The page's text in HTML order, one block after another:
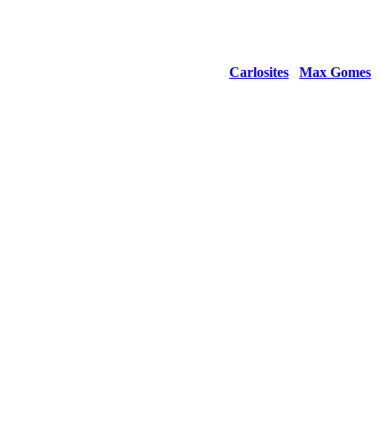
Carlosites
Max Gomes